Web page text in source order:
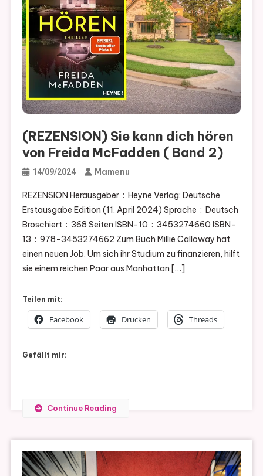
(REZENSION) Sie kann dich hören
von Freida McFadden ( Band 2)
14/09/2024 Mamenu
REZENSION Herausgeber ‏ : ‎ Heyne Verlag; Deutsche
Erstausgabe Edition (11. April 2024) Sprache ‏ : ‎ Deutsch
Broschiert ‏ : ‎ 368 Seiten ISBN-10 ‏ : ‎ 3453274660 ISBN-
13 ‏ : ‎ 978-3453274662 Zum Buch Millie Calloway hat
einen neuen Job. Um sich ihr Studium zu finanzieren, hilft
sie einem reichen Paar aus Manhattan […]
Teilen mit:
Facebook Drucken Threads
Gefällt mir:
Continue Reading